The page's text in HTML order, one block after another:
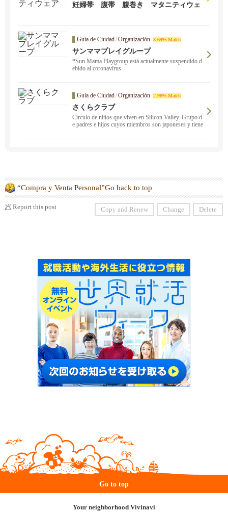
妊婦帯 腹帯 腹巻き マタニティウェ
Guía de Ciudad/Organización 3.69% Match
サンママプレイグループ
*Sun Mama Playgroup está actualmente suspendido d
ebido al coronavirus.
Guía de Ciudad/Organización 2.96% Match
さくらクラブ
Círculo de niños que viven en Silicon Valley. Grupo d
e padres e hijos cuyos miembros son japoneses y tiene
“Compra y Venta Personal”Go back to top
Report this post Copy and Renew Change Delete
Go to top
Your neighborhood Vivinavi